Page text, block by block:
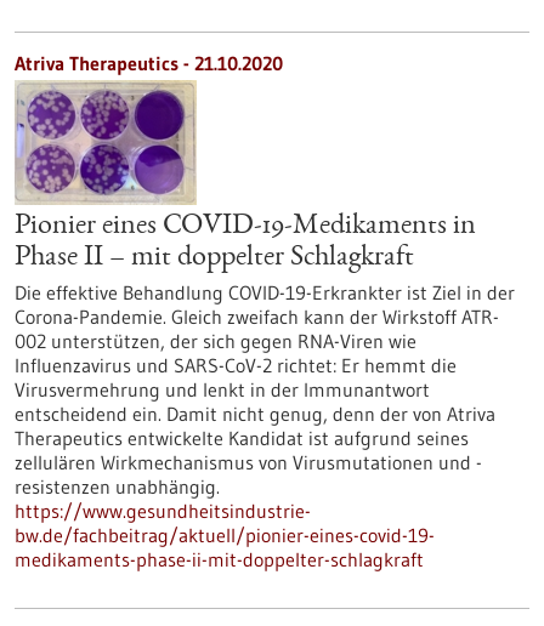
Atriva Therapeutics - 21.10.2020
Pionier eines COVID-19-Medikaments in
Phase II – mit doppelter Schlagkraft
Die effektive Behandlung COVID-19-Erkrankter ist Ziel in der
Corona-Pandemie. Gleich zweifach kann der Wirkstoff ATR-
002 unterstützen, der sich gegen RNA-Viren wie
Influenzavirus und SARS-CoV-2 richtet: Er hemmt die
Virusvermehrung und lenkt in der Immunantwort
entscheidend ein. Damit nicht genug, denn der von Atriva
Therapeutics entwickelte Kandidat ist aufgrund seines
zellulären Wirkmechanismus von Virusmutationen und -
resistenzen unabhängig.
https://www.gesundheitsindustrie-
bw.de/fachbeitrag/aktuell/pionier-eines-covid-19-
medikaments-phase-ii-mit-doppelter-schlagkraft